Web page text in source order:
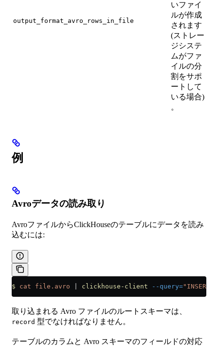
output_format_avro_rows_in_file
いファイ
ルが作成
されます
(ストレー
ジシステ
ムがファ
イルの分
割をサポ
ートして
いる場合)
。
例
Avroデータの読み取り
AvroファイルからClickHouseのテーブルにデータを読み
込むには:
$ cat file.avro clickhouse-client --query="INSERT
取り込まれる Avro ファイルのルートスキーマは、
record 型でなければなりません。
テーブルのカラムと Avro スキーマのフィールドの対応